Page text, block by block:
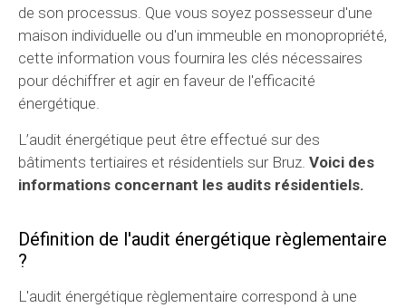
de son processus. Que vous soyez possesseur d'une
maison individuelle ou d'un immeuble en monopropriété,
cette information vous fournira les clés nécessaires
pour déchiffrer et agir en faveur de l'efficacité
énergétique.
L’audit énergétique peut être effectué sur des
bâtiments tertiaires et résidentiels sur Bruz. Voici des
informations concernant les audits résidentiels.
Définition de l'audit énergétique règlementaire
?
L'audit énergétique règlementaire correspond à une